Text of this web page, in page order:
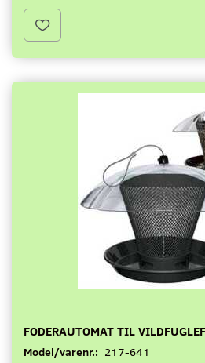
FODERAUTOMAT TIL
Model/varenr.: 217-641